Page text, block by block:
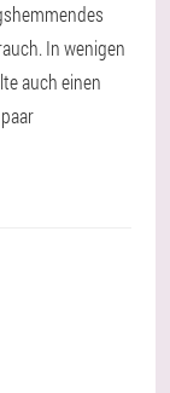
In wenigen
auch einen